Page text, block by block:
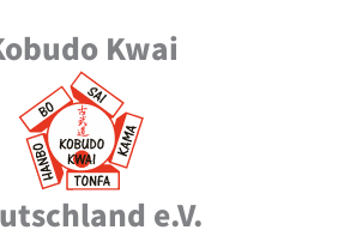
Kwai
e.V.